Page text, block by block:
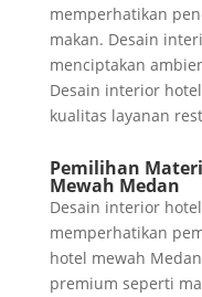
memperhatikan
makan. Desain
menciptakan
Desain interior
kualitas layanan
Pemilihan
Mewah Medan
Desain interior
memperhatikan
hotel mewah
premium seperti